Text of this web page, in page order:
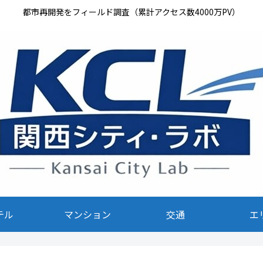
都市再開発をフィールド調査（累計アクセス数4000万PV）
ル マンション 交通 エ